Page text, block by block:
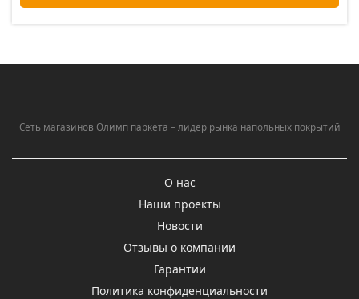
Сеть магазинов Олимп паркета – лидер рынка напольных покрытий
О нас
Наши проекты
Новости
Отзывы о компании
Гарантии
Политика конфиденциальности